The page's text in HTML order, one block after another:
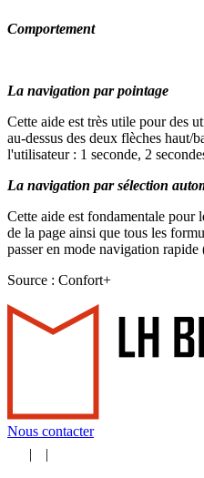
Comportement
La navigation par pointage
Cette aide est très utile pour des
au-dessus des deux flèches haut/
l'utilisateur : 1 seconde, 2
La navigation par sélection
Cette aide est fondamentale pour
de la page ainsi que tous les
passer en mode navigation
Source : Confort+
Nous contacter
|
|